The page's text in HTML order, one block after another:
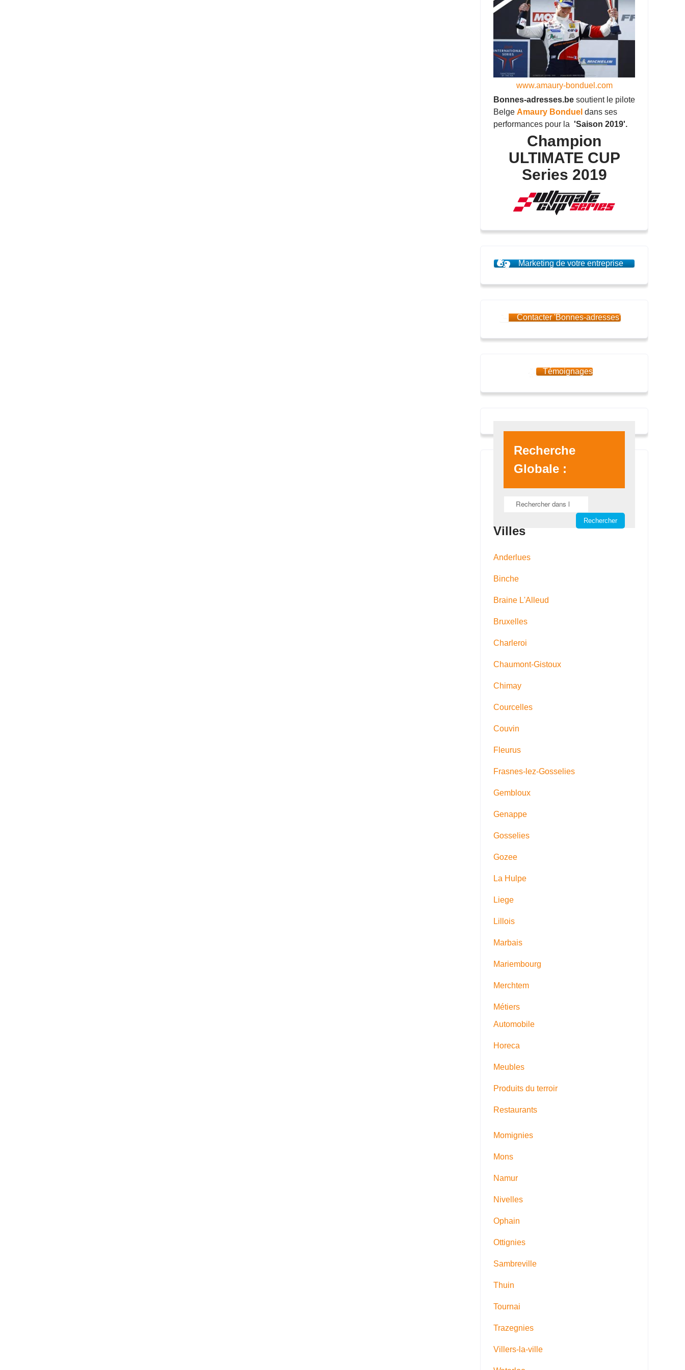
www.amaury-bonduel.com
Bonnes-adresses.be soutient le pilote
Belge Amaury Bonduel dans ses
performances pour la 'Saison 2019'.
Champion
ULTIMATE CUP
Series 2019
Marketing de votre entreprise
Contacter 'Bonnes-adresses'
Témoignages
Recherche
Globale :
Villes
Anderlues
Binche
Braine L'Alleud
Bruxelles
Charleroi
Chaumont-Gistoux
Chimay
Courcelles
Couvin
Fleurus
Frasnes-lez-Gosselies
Gembloux
Genappe
Gosselies
Gozee
La Hulpe
Liege
Lillois
Marbais
Mariembourg
Merchtem
Métiers
Automobile
Horeca
Meubles
Produits du terroir
Restaurants
Momignies
Mons
Namur
Nivelles
Ophain
Ottignies
Sambreville
Thuin
Tournai
Trazegnies
Villers-la-ville